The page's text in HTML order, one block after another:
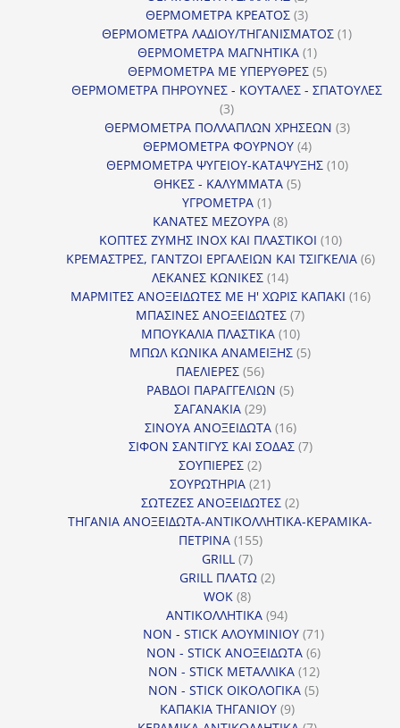
προϊόντα
ΘΕΡΜΟΜΕΤΡΑ ΚΡΕΑΤΟΣ 33
προϊόντα
ΘΕΡΜΟΜΕΤΡΑ ΛΑΔΙΟΥ/ΤΗΓΑΝΙΣΜΑΤΟΣ 11
ΘΕΡΜΟΜΕΤΡΑ ΜΑΓΝΗΤΙΚΑ 11
προϊόν
ΘΕΡΜΟΜΕΤΡΑ ΜΕ ΥΠΕΡΥΘΡΕΣ 55
προϊόντα
ΘΕΡΜΟΜΕΤΡΑ ΠΗΡΟΥΝΕΣ - ΚΟΥΤΑΛΕΣ - ΣΠΑΤΟΥΛΕΣ
33
προϊόντα
ΘΕΡΜΟΜΕΤΡΑ ΠΟΛΛΑΠΛΩΝ ΧΡΗΣΕΩΝ 33
ΘΕΡΜΟΜΕΤΡΑ ΦΟΥΡΝΟΥ 44
προϊόντα
ΘΕΡΜΟΜΕΤΡΑ ΨΥΓΕΙΟΥ-ΚΑΤΑΨΥΞΗΣ 1010
ΘΗΚΕΣ - ΚΑΛΥΜΜΑΤΑ 55
ΥΓΡΟΜΕΤΡΑ 11
προϊόν
ΚΑΝΑΤΕΣ ΜΕΖΟΥΡΑ 88
προϊόντα
ΚΟΠΤΕΣ ΖΥΜΗΣ INOX ΚΑΙ ΠΛΑΣΤΙΚΟΙ 1010
προϊόντα
ΚΡΕΜΑΣΤΡΕΣ, ΓΑΝΤΖΟΙ ΕΡΓΑΛΕΙΩΝ ΚΑΙ ΤΣΙΓΚΕΛΙΑ 66
ΛΕΚΑΝΕΣ ΚΩΝΙΚΕΣ 1414
προϊόντα
ΜΑΡΜΙΤΕΣ ΑΝΟΞΕΙΔΩΤΕΣ ΜΕ Η' ΧΩΡΙΣ ΚΑΠΑΚΙ 1616
ΜΠΑΣΙΝΕΣ ΑΝΟΞΕΙΔΩΤΕΣ 77
ΜΠΟΥΚΑΛΙΑ ΠΛΑΣΤΙΚΑ 1010
προϊόντα
ΜΠΩΛ ΚΩΝΙΚΑ ΑΝΑΜΕΙΞΗΣ 55
ΠΑΕΛΙΕΡΕΣ 5656
προϊόντα
ΡΑΒΔΟΙ ΠΑΡΑΓΓΕΛΙΩΝ 55
ΣΑΓΑΝΑΚΙΑ 2929
προϊόντα
ΣΙΝΟΥΑ ΑΝΟΞΕΙΔΩΤΑ 1616
προϊόντα
ΣΙΦΟΝ ΣΑΝΤΙΓΥΣ ΚΑΙ ΣΟΔΑΣ 77
ΣΟΥΠΙΕΡΕΣ 22
προϊόντα
ΣΟΥΡΩΤΗΡΙΑ 2121
προϊόντα
ΣΩΤΕΖΕΣ ΑΝΟΞΕΙΔΩΤΕΣ 22
προϊόντα
ΤΗΓΑΝΙΑ ΑΝΟΞΕΙΔΩΤΑ-ΑΝΤΙΚΟΛΛΗΤΙΚΑ-ΚΕΡΑΜΙΚΑ-
ΠΕΤΡΙΝΑ 155155
GRILL 77
προϊόντα
GRILL ΠΛΑΤΩ 22
WOK 88
προϊόντα
ΑΝΤΙΚΟΛΛΗΤΙΚΑ 9494
προϊόντα
NON - STICK ΑΛΟΥΜΙΝΙΟΥ 7171
προϊόντα
NON - STICK ΑΝΟΞΕΙΔΩΤΑ 66
προϊόντα
NON - STICK ΜΕΤΑΛΛΙΚΑ 1212
προϊόντα
NON - STICK ΟΙΚΟΛΟΓΙΚΑ 55
ΚΑΠΑΚΙΑ ΤΗΓΑΝΙΟΥ 99